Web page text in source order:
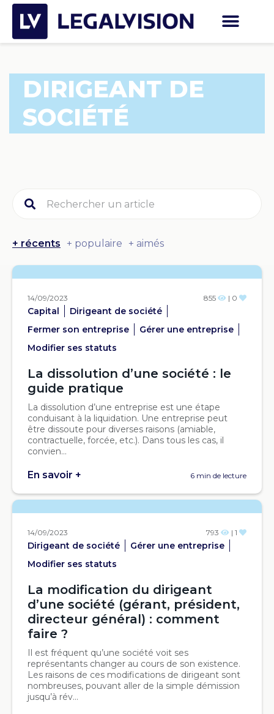
DIRIGEANT DE
SOCIÉTÉ
+ récents + populaire + aimés
14/09/2023 855 | 0
Capital
Dirigeant de société
Fermer son entreprise
Gérer une entreprise
Modifier ses statuts
La dissolution d’une société : le
guide pratique
La dissolution d’une entreprise est une étape
conduisant à la liquidation. Une entreprise peut
être dissoute pour diverses raisons (amiable,
contractuelle, forcée, etc.). Dans tous les cas, il
convien...
En savoir + 6 min de lecture
14/09/2023 793 | 1
Dirigeant de société
Gérer une entreprise
Modifier ses statuts
La modification du dirigeant
d’une société (gérant, président,
directeur général) : comment
faire ?
Il est fréquent qu’une société voit ses
représentants changer au cours de son existence.
Les raisons de ces modifications de dirigeant sont
nombreuses, pouvant aller de la simple démission
jusqu’à rév...